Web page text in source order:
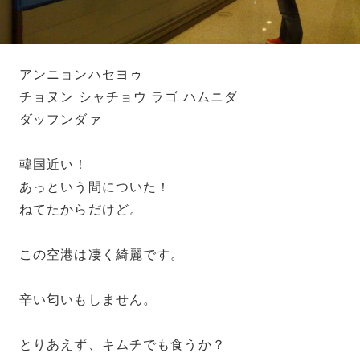
アンニョンハセヨゥ
チョヌン シャチョウ ラゴ ハムニダ
ダッフンダァ
韓国近い！
あっという間についた！
ねてたからだけど。
この空港は凄く綺麗です。
辛い匂いもしません。
とりあえず、キムチでも食うか？